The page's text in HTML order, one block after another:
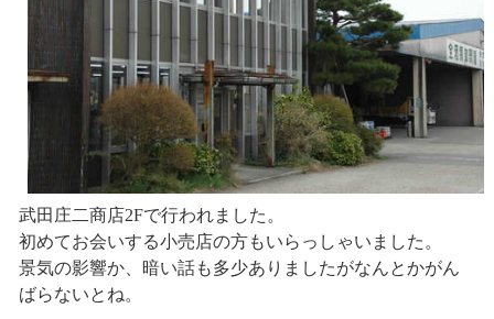
武田庄二商店2Fで行われました。
初めてお会いする小売店の方もいらっしゃいました。
景気の影響か、暗い話も多少ありましたがなんとかがん
ばらないとね。